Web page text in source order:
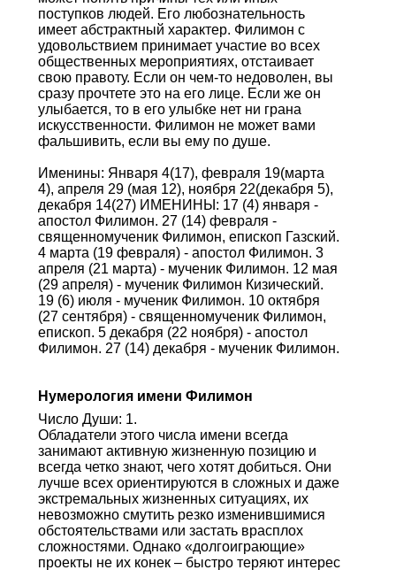
поступков людей. Его любознательность
имеет абстрактный характер. Филимон с
удовольствием принимает участие во всех
общественных мероприятиях, отстаивает
свою правоту. Если он чем-то недоволен, вы
сразу прочтете это на его лице. Если же он
улыбается, то в его улыбке нет ни грана
искусственности. Филимон не может вами
фальшивить, если вы ему по душе.
Именины: Января 4(17), февраля 19(марта
4), апреля 29 (мая 12), ноября 22(декабря 5),
декабря 14(27) ИМЕНИНЫ: 17 (4) января -
апостол Филимон. 27 (14) февраля -
священномученик Филимон, епископ Газский.
4 марта (19 февраля) - апостол Филимон. 3
апреля (21 марта) - мученик Филимон. 12 мая
(29 апреля) - мученик Филимон Кизический.
19 (6) июля - мученик Филимон. 10 октября
(27 сентября) - священномученик Филимон,
епископ. 5 декабря (22 ноября) - апостол
Филимон. 27 (14) декабря - мученик Филимон.
Нумерология имени Филимон
Число Души: 1.
Обладатели этого числа имени всегда
занимают активную жизненную позицию и
всегда четко знают, чего хотят добиться. Они
лучше всех ориентируются в сложных и даже
экстремальных жизненных ситуациях, их
невозможно смутить резко изменившимися
обстоятельствами или застать врасплох
сложностями. Однако «долгоиграющие»
проекты не их конек – быстро теряют интерес